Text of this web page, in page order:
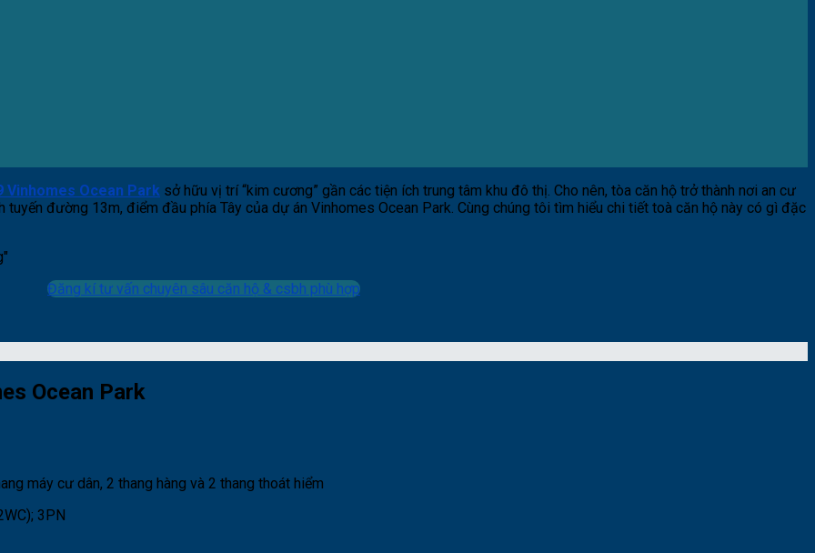
Vinhomes Ocean Park sở hữu vị trí “kim cương” gần các tiện ích trung tâm khu đô thị. Cho nên, tòa căn hộ trở thành nơi an cư
tuyến đường 13m, điểm đầu phía Tây của dự án Vinhomes Ocean Park. Cùng chúng tôi tìm hiểu chi tiết toà căn hộ này có gì đặc
Đăng kí tư vấn chuyên sâu căn hộ & csbh phù hợp
Ocean Park
máy cư dân, 2 thang hàng và 2 thang thoát hiểm
3PN